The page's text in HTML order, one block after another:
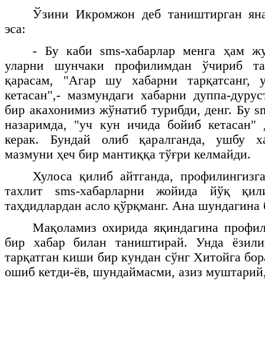
Ўзини Икромжон деб таништирган
эса:
- Бу каби sms-хабарлар менга ҳам
уларни шунчаки профилимдан ўчириб
қарасам, "Агар шу хабарни
кетасан",- мазмундаги хабарни дуппа-
бир акахонимиз жўнатиб турибди, денг. Бу
назаримда, "уч кун ичида бойиб кетасан"
керак. Бундай олиб қаралганда, ушбу
мазмуни ҳеч бир мантиққа тўғри келмайди.
Хулоса қилиб айтганда,
тахлит sms-хабарларни жойида йўқ
таҳдидлардан асло қўрқманг. Ана шундагина
Мақоламиз охирида яқиндагина
бир хабар билан таништирай. Унда
тарқатган киши бир кундан сўнг Хитойга
ошиб кетди-ёв, шундаймасми, азиз